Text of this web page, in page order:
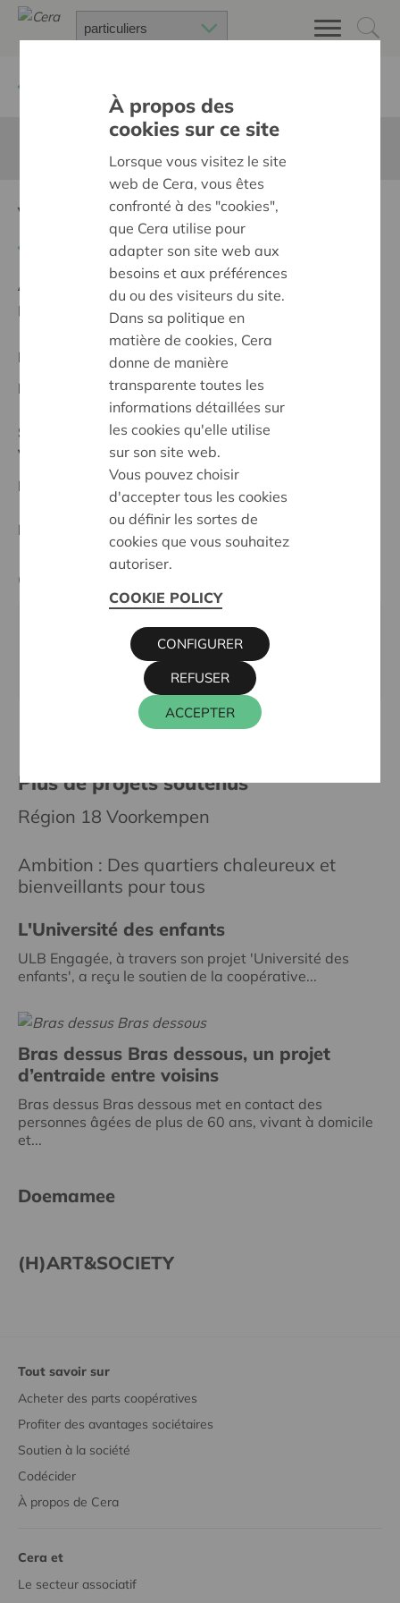
Veerkrachtig Broechem
Ambition:
Des quartiers chaleureux et bienveillants
pour tous
Projet régional
Date de début:04/11/2025
Statut:
Voorkempen
Date de décision:
04/11/2025
Décision: Approuvé
Cera contact
KRIS DEBRUYNE
016 27 96 74
kris.debruyne@cera.coop
Plus de projets soutenus
Région 18 Voorkempen
Ambition : Des quartiers chaleureux et
bienveillants pour tous
L'Université des enfants
ULB Engagée, à travers son projet 'Université des
enfants', a reçu le soutien de la coopérative...
Bras dessus Bras dessous, un projet
d’entraide entre voisins
Bras dessus Bras dessous met en contact des
personnes âgées de plus de 60 ans, vivant à domicile
et...
Doemamee
(H)ART&SOCIETY
Tout savoir sur
Acheter des parts coopératives
Profiter des avantages sociétaires
Soutien à la société
Codécider
À propos de Cera
Cera et
Le secteur associatif
À propos des
cookies sur ce site
Lorsque vous visitez le site
web de Cera, vous êtes
confronté à des "cookies",
que Cera utilise pour
adapter son site web aux
besoins et aux préférences
du ou des visiteurs du site.
Dans sa politique en
matière de cookies, Cera
donne de manière
transparente toutes les
informations détaillées sur
les cookies qu'elle utilise
sur son site web.
Vous pouvez choisir
d'accepter tous les cookies
ou définir les sortes de
cookies que vous souhaitez
autoriser.
COOKIE POLICY
ACCEPTER
REFUSER
CONFIGURER